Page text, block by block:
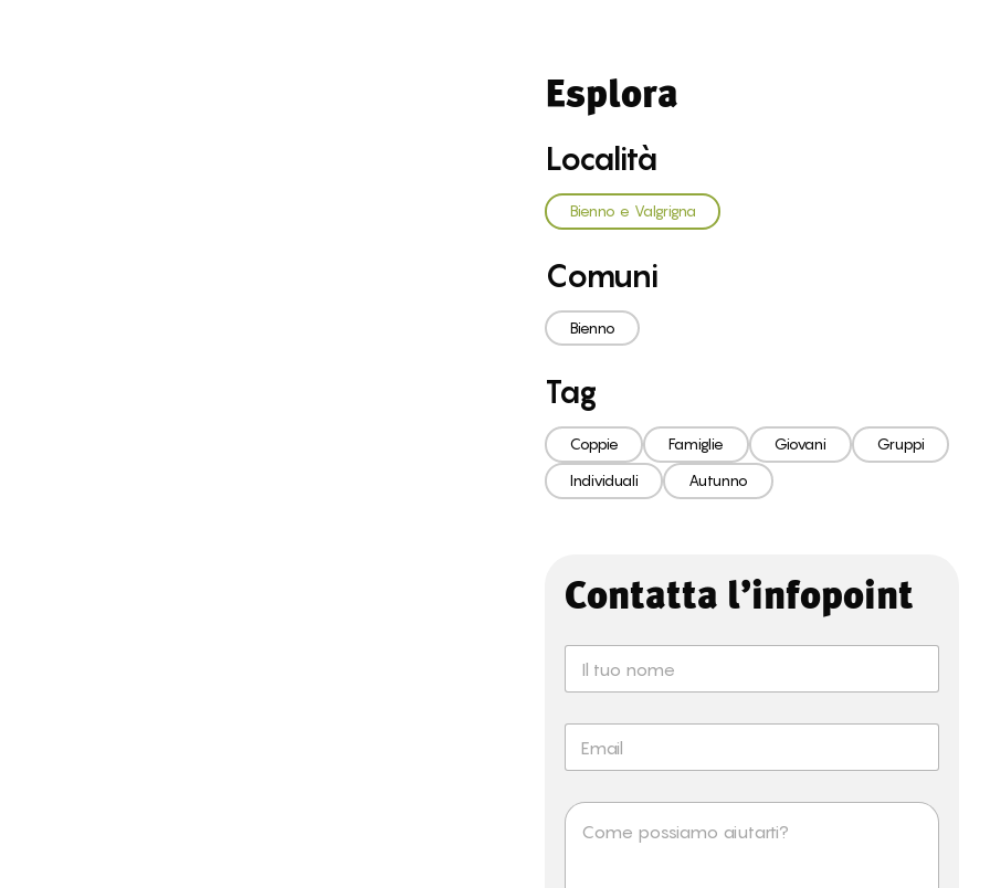
Esplora
Località
Bienno e Valgrigna
Comuni
Bienno
Tag
Coppie Famiglie Giovani Gruppi
Individuali Autunno
Contatta l’infopoint
m
e
a
lM